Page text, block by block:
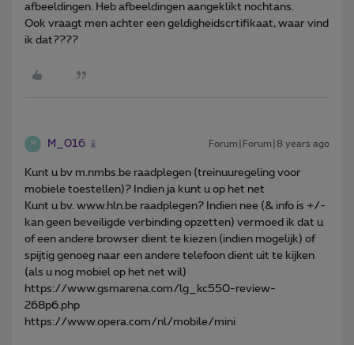
afbeeldingen. Heb afbeeldingen aangeklikt nochtans.
Ook vraagt men achter een geldigheidscrtifikaat, waar vind
ik dat????
M M_016 Forum|Forum|8 years ago
Kunt u bv m.nmbs.be raadplegen (treinuuregeling voor
mobiele toestellen)? Indien ja kunt u op het net
Kunt u bv. www.hln.be raadplegen? Indien nee (& info is +/-
kan geen beveiligde verbinding opzetten) vermoed ik dat u
of een andere browser dient te kiezen (indien mogelijk) of
spijtig genoeg naar een andere telefoon dient uit te kijken
(als u nog mobiel op het net wil)
https://www.gsmarena.com/lg_kc550-review-
268p6.php
https://www.opera.com/nl/mobile/mini